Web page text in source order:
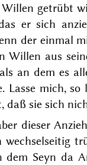
getrübt
er sich
der einmal
Willen aus
an dem es
Lasse mich,
daß sie sich
dieser
wechselseitig
Seyn da